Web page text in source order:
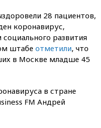
28 пациентов,
коронавирус,
развития
штабе отметили, что
в Москве младше 45
в стране
FM Андрей